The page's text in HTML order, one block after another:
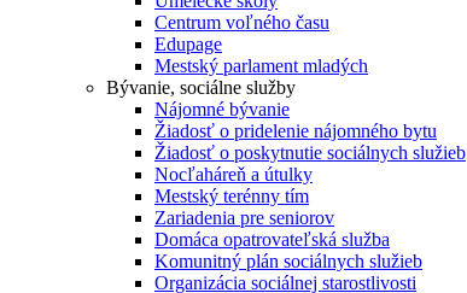
Centrum voľného času
Edupage
Mestský parlament mladých
Bývanie, sociálne služby
Nájomné bývanie
Žiadosť o pridelenie nájomného bytu
Žiadosť o poskytnutie sociálnych služieb
Nocľaháreň a útulky
Mestský terénny tím
Zariadenia pre seniorov
Domáca opatrovateľská služba
Komunitný plán sociálnych služieb
Organizácia sociálnej starostlivosti